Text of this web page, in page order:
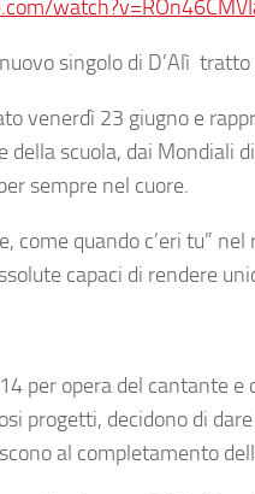
singolo di D’Alì
venerdì 23 giugno e
della scuola, dai Mondiali
sempre nel cuore.
come quando c’eri tu”
capaci di rendere
per opera del cantante e
progetti, decidono di
al completamento